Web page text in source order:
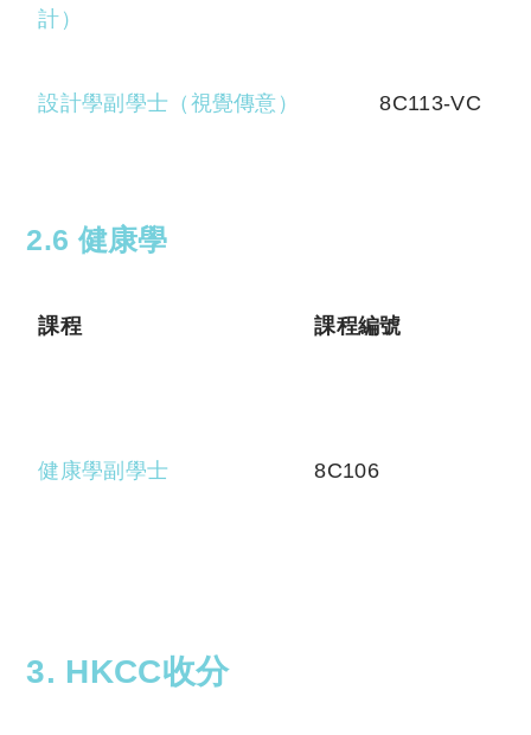
計）
設計學副學士（視覺傳意） 8C113-VC
2.6 健康學
課程 課程編號
健康學副學士 8C106
3. HKCC收分